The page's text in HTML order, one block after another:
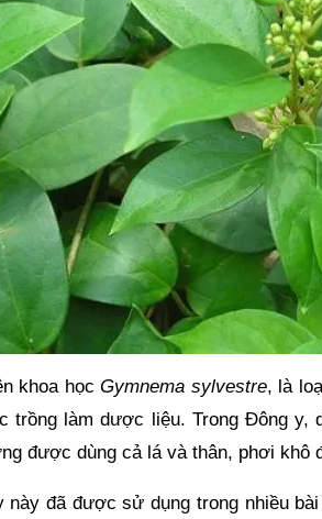
khoa họcGymnema sylvestre, là
trồng làm dược liệu. Trong Đông
được dùng cả lá và thân, phơi khô
đã được sử dụng trong nhiều